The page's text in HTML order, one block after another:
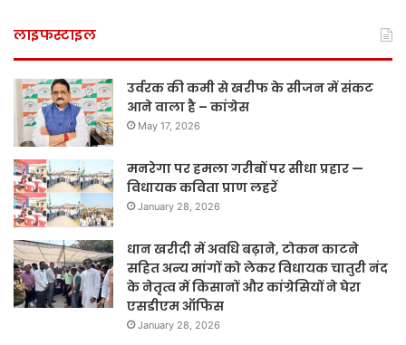
लाइफस्टाइल
उर्वरक की कमी से खरीफ के सीजन में संकट
आने वाला है – कांग्रेस
May 17, 2026
मनरेगा पर हमला गरीबों पर सीधा प्रहार —
विधायक कविता प्राण लहरें
January 28, 2026
धान खरीदी में अवधि बढ़ाने, टोकन काटने
सहित अन्य मांगों को लेकर विधायक चातुरी नंद
के नेतृत्व में किसानों और कांग्रेसियों ने घेरा
एसडीएम ऑफिस
January 28, 2026